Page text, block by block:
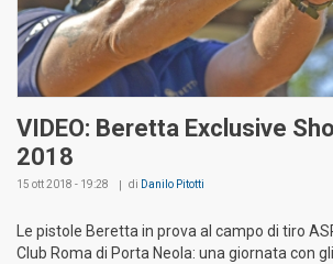
VIDEO: Beretta Exclusive
2018
15 ott 2018 - 19:28 di Danilo Pitotti
Le pistole Beretta in prova al campo di tiro
Club Roma di Porta Neola: una giornata con